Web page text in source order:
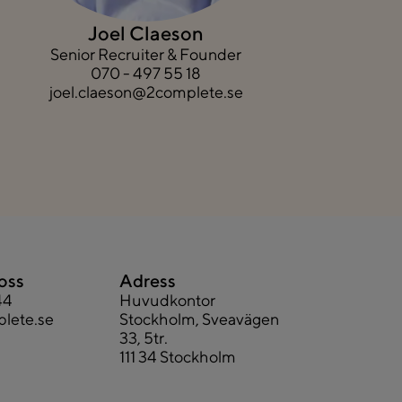
Joel Claeson
Senior Recruiter & Founder
070 - 497 55 18
joel.claeson@2complete.se
Adress
Huvudkontor
Stockholm, Sveavägen
33, 5tr.
111 34 Stockholm